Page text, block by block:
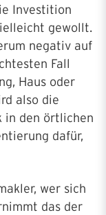
Investition
gewollt.
negativ auf
Fall
Haus oder
also die
in den örtlichen
dafür,
wer sich
das der